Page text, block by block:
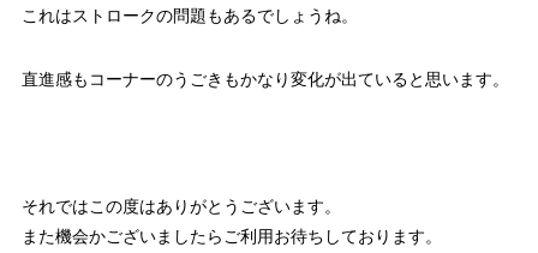
これはストロークの問題もあるでしょうね。
直進感もコーナーのうごきもかなり変化が出ていると思います。
それではこの度はありがとうございます。
また機会かございましたらご利用お待ちしております。